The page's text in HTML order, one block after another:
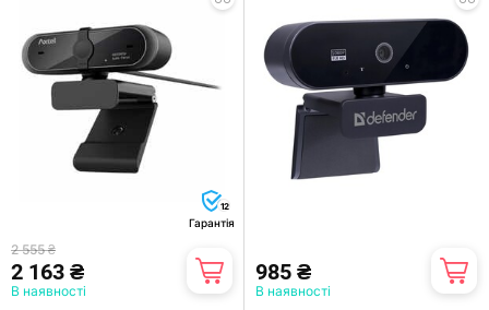
12
Гарантія
2 555 ₴
2 163 ₴
В наявності
985 ₴
В наявності